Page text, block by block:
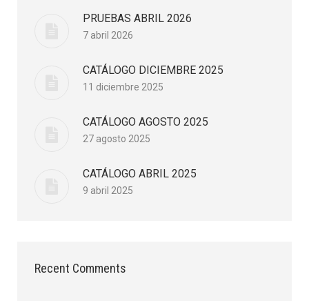
PRUEBAS ABRIL 2026
7 abril 2026
CATÁLOGO DICIEMBRE 2025
11 diciembre 2025
CATÁLOGO AGOSTO 2025
27 agosto 2025
CATÁLOGO ABRIL 2025
9 abril 2025
Recent Comments